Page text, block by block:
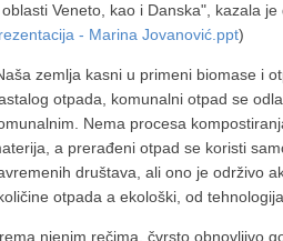
oblasti Veneto, kao i Danska", kazala
- Marina Jovanović.ppt)
zemlja kasni u primeni biomase i
otpada, komunalni otpad se
Nema procesa
a prerađeni otpad se koristi
društava, ali ono je održivo
otpada a ekološki, od
njenim rečima, čvrsto obnovljivo